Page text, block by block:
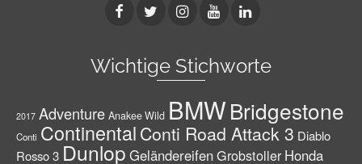
Wichtige Stichworte
2017 Adventure Anakee Wild BMWBridgestone
Conti ContinentalConti Road Attack 3 Diablo
Rosso 3 Dunlop GeländereifenGrobstoller Honda